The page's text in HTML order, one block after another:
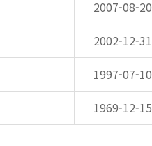
2007-08-20
2002-12-31
1997-07-10
1969-12-15